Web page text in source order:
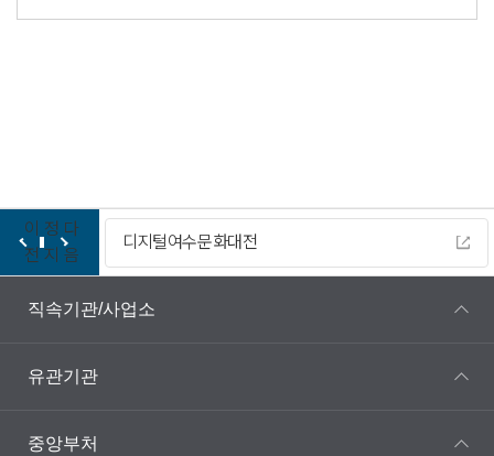
이
전
정
지
다
음
디지털여수문화대전
직속기관/사업소
유관기관
중앙부처